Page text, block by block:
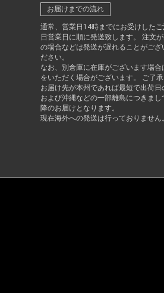
お届けまでの流れ
通常、営業日14時までにお受けした
日営業日に順に発送致します。 注文
の場合などは発送が遅れることがござ
ださい。
なお、別倉庫に在庫がございます場合
をいただく場合がございます。 ご了承
お届け先が本州であれば最短で出荷日
および沖縄などの一部離島につきま
降のお届けとなります。
現在海外への発送は行っておりません。